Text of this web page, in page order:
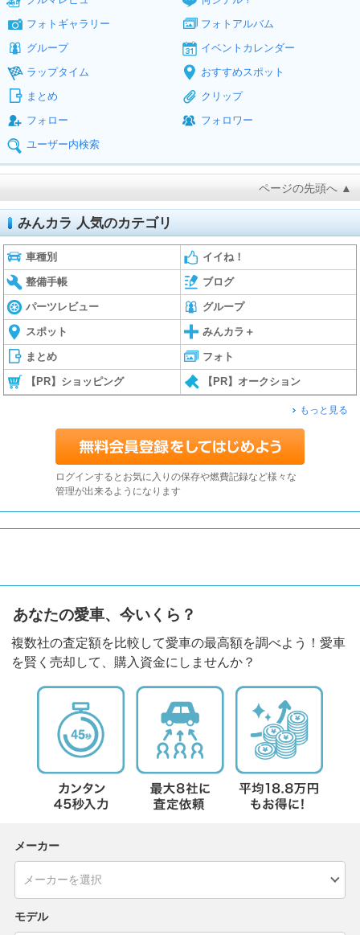
フォトギャラリー
フォトアルバム
グループ
イベントカレンダー
ラップタイム
おすすめスポット
まとめ
クリップ
フォロー
フォロワー
ユーザー内検索
ページの先頭へ ▲
みんカラ 人気のカテゴリ
車種別 イイね！
整備手帳 ブログ
パーツレビュー グループ
スポット みんカラ＋
まとめ フォト
【PR】ショッピング 【PR】オークション
もっと見る
ログインするとお気に入りの保存や燃費記録など様々な
管理が出来るようになります
あなたの愛車、今いくら？
複数社の査定額を比較して愛車の最高額を調べよう！愛車
を賢く売却して、購入資金にしませんか？
メーカー
モデル